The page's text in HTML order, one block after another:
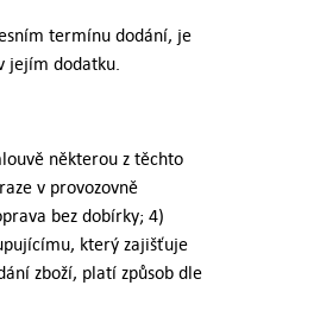
termínu dodání, je
jejím dodatku.
některou z těchto
v provozovně
bez dobírky; 4)
který zajišťuje
zboží, platí způsob dle